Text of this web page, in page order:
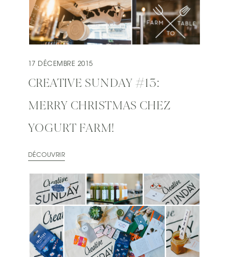
17 DÉCEMBRE 2015
CREATIVE SUNDAY #13:
MERRY CHRISTMAS CHEZ
YOGURT FARM!
DÉCOUVRIR